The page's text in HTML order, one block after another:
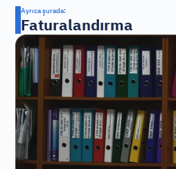
Ayrıca şurada:
Faturalandırma